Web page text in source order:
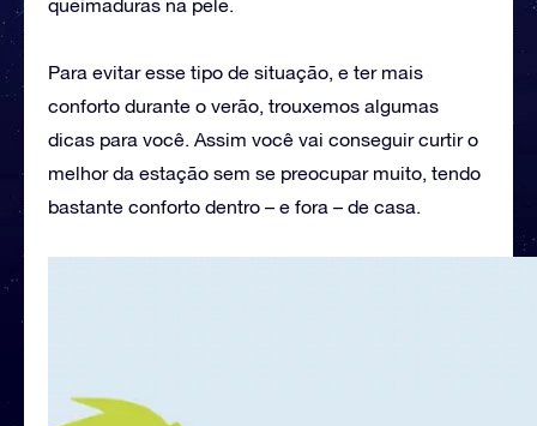
queimaduras na pele.
Para evitar esse tipo de situação, e ter mais
conforto durante o verão, trouxemos algumas
dicas para você. Assim você vai conseguir curtir o
melhor da estação sem se preocupar muito, tendo
bastante conforto dentro – e fora – de casa.